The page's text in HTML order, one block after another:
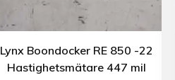
Lynx Boondocker RE 850 -22
Hastighetsmätare 447 mil